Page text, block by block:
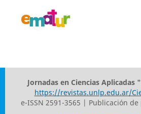
Jornadas en Ciencias Aplicadas
https://revistas.unlp.edu.ar/
e-ISSN 2591-3565 | Publicación